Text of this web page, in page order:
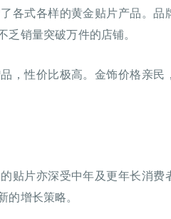
各式各样的黄金贴片产品。品
销量突破万件的店铺。
，性价比极高。金饰价格亲民
贴片亦深受中年及更年长消费
增长策略。